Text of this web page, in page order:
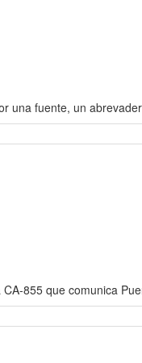
fuente, un
855 que comunica